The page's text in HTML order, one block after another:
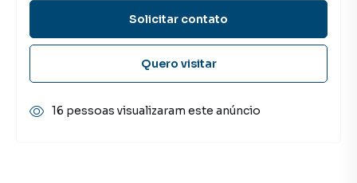
Solicitar contato
Quero visitar
16 pessoas visualizaram este anúncio